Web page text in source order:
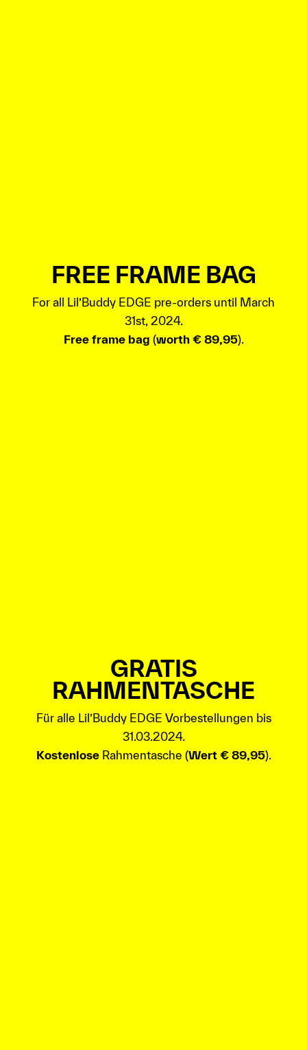
FREE FRAME BAG
For all Lil’Buddy EDGE pre-orders until March
31st, 2024.
Free frame bag (worth € 89,95).
GRATIS
RAHMENTASCHE
Für alle Lil’Buddy EDGE Vorbestellungen bis
31.03.2024.
KostenloseRahmentasche (Wert € 89,95).